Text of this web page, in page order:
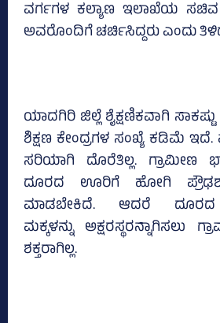
ವರ್ಗಗಳ ಕಲ್ಯಾಣ ಇಲಾಖೆಯ
ಅವರೊಂದಿಗೆ ಚರ್ಚಿಸಿದ್ದರು ಎಂದು
ಯಾದಗಿರಿ ಜಿಲ್ಲೆ ಶೈಕ್ಷಣಿಕವಾಗಿ
ಶಿಕ್ಷಣ ಕೇಂದ್ರಗಳ ಸಂಖ್ಯೆ ಕಡಿಮೆ ಇದೆ.
ಸರಿಯಾಗಿ ದೊರೆತಿಲ್ಲ. ಗ್ರಾಮೀಣ
ದೂರದ ಊರಿಗೆ ಹೋಗಿ
ಮಾಡಬೇಕಿದೆ. ಆದರೆ ದೂರದ
ಮಕ್ಕಳನ್ನು ಅಕ್ಷರಸ್ಥರನ್ನಾಗಿಸಲು
ಶಕ್ತರಾಗಿಲ್ಲ.